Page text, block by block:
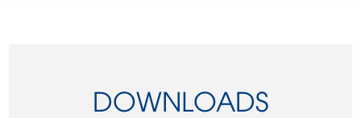
DOWNLOADS